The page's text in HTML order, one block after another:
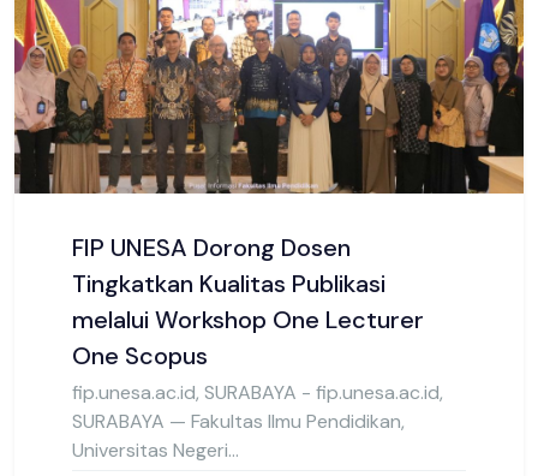
Pembelajaran PRISE
fip.unesa.ac.id., Surabaya - Ancaman
peredaran gelap narkoba kini menyasar anak
usia dini sebagai ta...
25 Juli 2026